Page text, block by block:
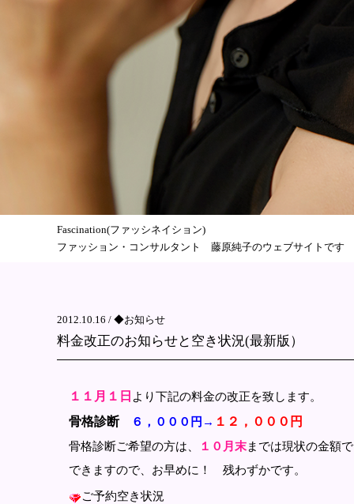
Fascination(ファッシネイション)
ファッション・コンサルタント 藤原純子のウェブサイトです
2012.10.16 / ◆お知らせ
料金改正のお知らせと空き状況(最新版）
１１月１日 より下記の料金の改正を致します。
骨格診断 ６，０００円→ １２，０００円
骨格診断ご希望の方は、 １０月末までは現状の金額で
できますので、お早めに！ 残わずかです。
ご予約空き状況